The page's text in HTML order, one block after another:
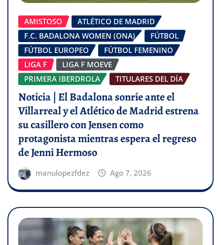
AMISTOSO
ATLÉTICO DE MADRID
F.C. BADALONA WOMEN (ONA)
FÚTBOL
FÚTBOL EUROPEO
FÚTBOL FEMENINO
LIGA F
LIGA F MOEVE
PRIMERA IBERDROLA
TITULARES DEL DÍA
Noticia | El Badalona sonríe ante el
Villarreal y el Atlético de Madrid estrena
su casillero con Jensen como
protagonista mientras espera el regreso
de Jenni Hermoso
manulopezfdez Ago 7, 2026